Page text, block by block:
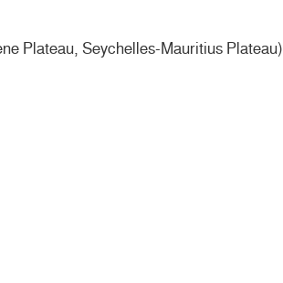
Plateau, Seychelles-Mauritius Plateau)